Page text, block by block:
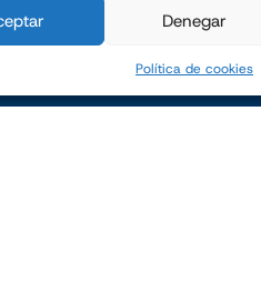
Denegar
Política de cookies
SERVICIOS